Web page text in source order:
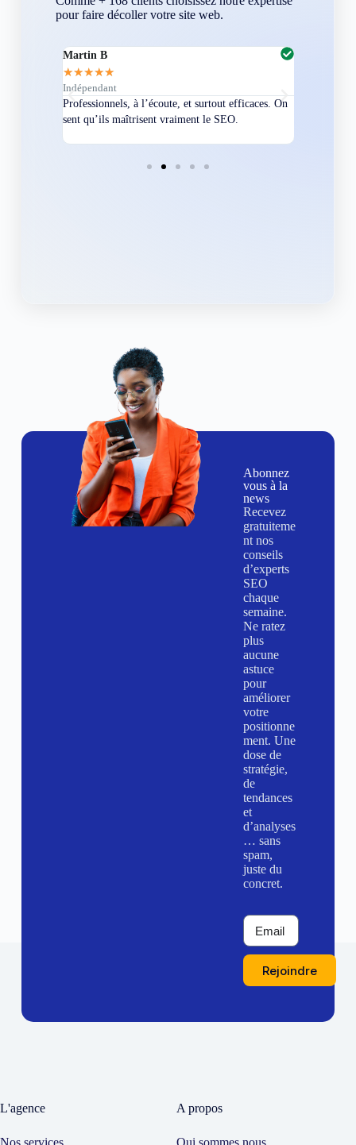
pour faire décoller votre site web.
Martin B
★★★★★
Indépendant
Professionnels, à l’écoute, et surtout efficaces. On
sent qu’ils maîtrisent vraiment le SEO.
Abonnez
vous à la
news
Recevez
gratuiteme
nt nos
conseils
d’experts
SEO
chaque
semaine.
Ne ratez
plus
aucune
astuce
pour
améliorer
votre
positionne
ment. Une
dose de
stratégie,
de
tendances
et
d’analyses
… sans
spam,
juste du
concret.
Rejoindre
L'agence A propos